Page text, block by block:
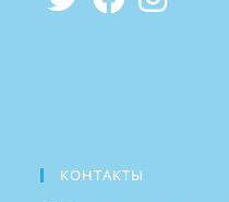
КОНТАКТЫ